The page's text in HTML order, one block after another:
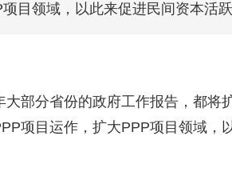
目领域，以此来促进民间资本活跃
部分省份的政府工作报告，都将
项目运作，扩大PPP项目领域，